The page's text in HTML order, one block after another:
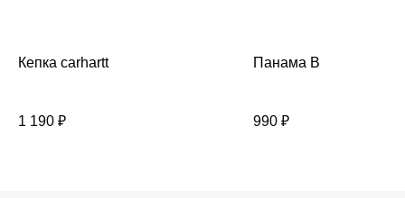
Кепка carhartt
1 190 ₽
Панама В
990 ₽